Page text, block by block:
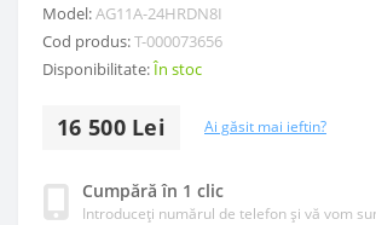
Model:AG11A-24HRDN8I
Cod produs:Т-000073656
Disponibilitate:În stoc
16 500 Lei Ai găsit mai ieftin?
Cumpără în 1 clic
Introduceți numărul de telefon și vă vom